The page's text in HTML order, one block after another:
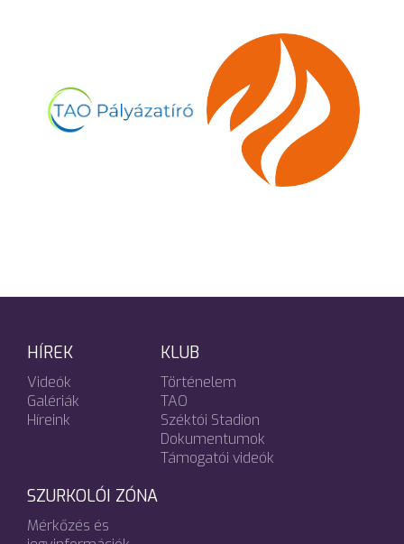
HÍREK
Videók
Galériák
Híreink
KLUB
Történelem
TAO
Széktói Stadion
Dokumentumok
Támogatói videók
SZURKOLÓI ZÓNA
Mérkőzés és